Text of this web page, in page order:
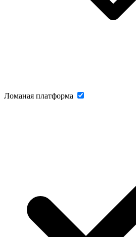
Ломаная платформа